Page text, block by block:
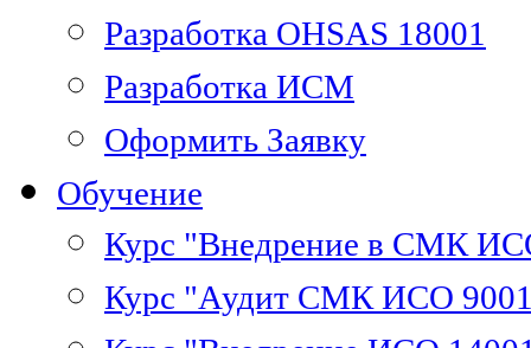
Разработка OHSAS 18001
Разработка ИСМ
Оформить Заявку
Обучение
Курс "Внедрение в СМК
Курс "Аудит СМК ИСО